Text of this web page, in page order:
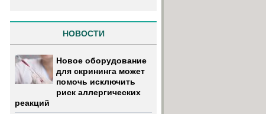
НОВОСТИ
Новое оборудование
для скрининга может
помочь исключить
риск аллергических
реакций